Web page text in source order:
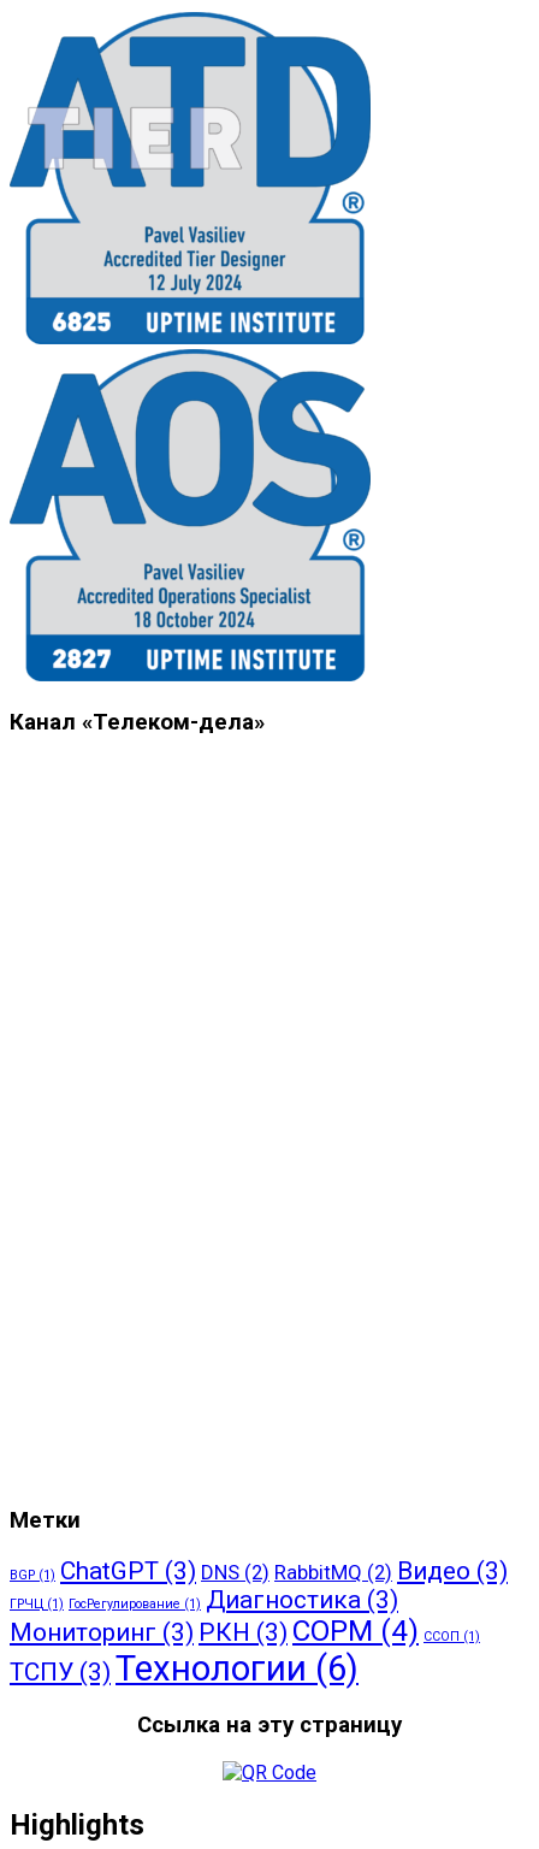
Канал «Телеком-дела»
Метки
BGP (1) ChatGPT (3) DNS (2) RabbitMQ (2) Видео (3)
ГРЧЦ (1) ГосРегулирование (1) Диагностика (3)
Мониторинг (3) РКН (3) СОРМ (4) ССОП (1)
ТСПУ (3) Технологии (6)
Ссылка на эту страницу
Highlights